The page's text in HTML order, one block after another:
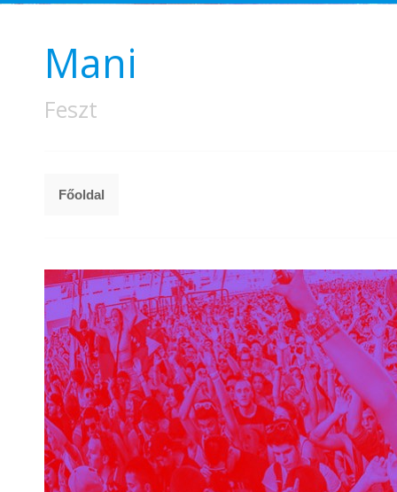
Mani
Feszt
Főoldal